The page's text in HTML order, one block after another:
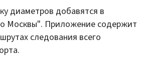
диаметров добавятся в
Москвы". Приложение содержит
следования всего